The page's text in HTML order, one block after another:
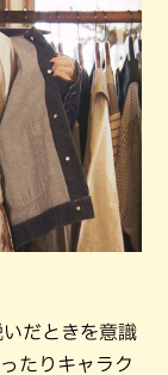
だときを意識
たりキャラク